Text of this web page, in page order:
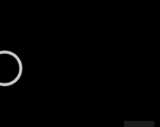
ville. Ce dispositif consiste en
sur deux axes: rue de
Camille Tang Quynh